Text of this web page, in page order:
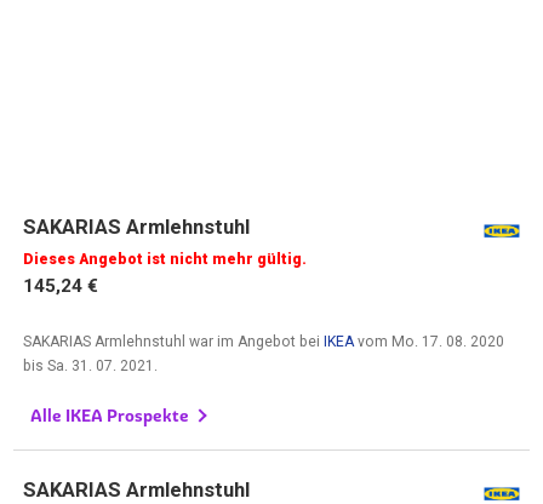
SAKARIAS Armlehnstuhl
Dieses Angebot ist nicht mehr gültig.
145,24 €
SAKARIAS Armlehnstuhl war im Angebot beiIKEA vom Mo. 17. 08. 2020
bisSa. 31. 07. 2021
Alle IKEA Prospekte
SAKARIAS Armlehnstuhl